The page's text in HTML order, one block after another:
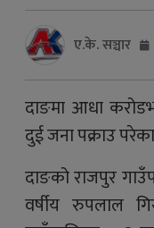
ए.के. सञ्चार
दाङमा आधा
दुई जना पक्राउ
दाङको राजपुर
वर्षीय रुपलाल